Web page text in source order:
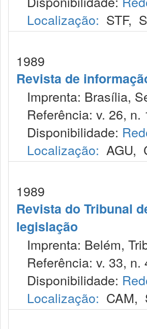
Localização: STF,
1989
Revista de
Imprenta: Brasília,
Referência: v. 26, n.
Disponibilidade:
Localização: AGU,
1989
Revista do Tribunal
legislação
Imprenta: Belém,
Referência: v. 33, n.
Disponibilidade:
Localização: CAM,